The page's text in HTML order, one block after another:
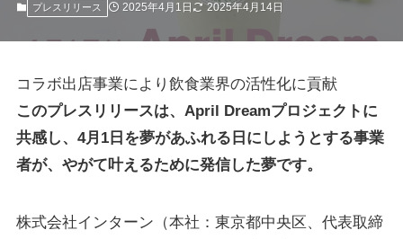
プレスリリース 2025年4月1日 2025年4月14日
コラボ出店事業により飲食業界の活性化に貢献
このプレスリリースは、April Dreamプロジェクトに
共感し、4月1日を夢があふれる日にしようとする事業
者が、やがて叶えるために発信した夢です。
株式会社インターン（本社：東京都中央区、代表取締